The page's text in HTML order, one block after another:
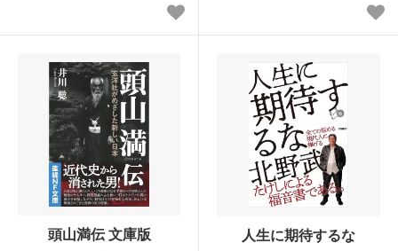
頭山満伝 文庫版 人生に期待するな